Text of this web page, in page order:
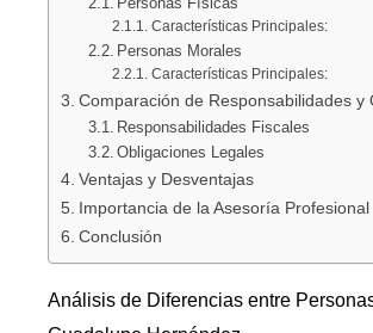
Características Principales:
Personas Morales
Características Principales:
Comparación de Responsabilidades y
Responsabilidades Fiscales
Obligaciones Legales
Ventajas y Desventajas
Importancia de la Asesoría Profesional
Conclusión
Análisis de Diferencias entre